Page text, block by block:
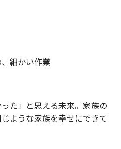
細かい作業
た」と思える未来。家族の
ような家族を幸せにできて